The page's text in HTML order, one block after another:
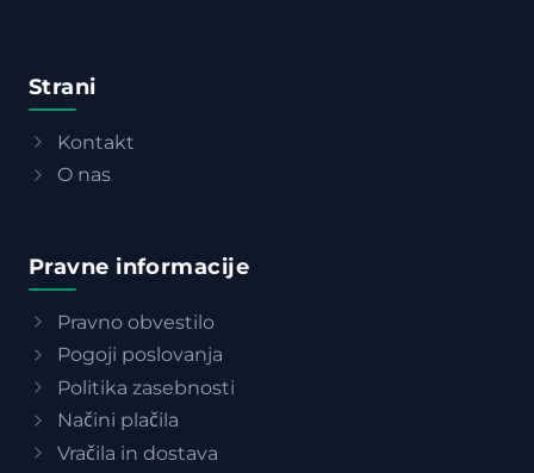
Strani
Kontakt
O nas
Pravne informacije
Pravno obvestilo
Pogoji poslovanja
Politika zasebnosti
Načini plačila
Vračila in dostava